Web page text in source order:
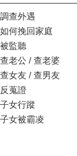
調查外遇
如何挽回家庭
被監聽
查老公 / 查老婆
查女友 / 查男友
反蒐證
子女行蹤
子女被霸凌